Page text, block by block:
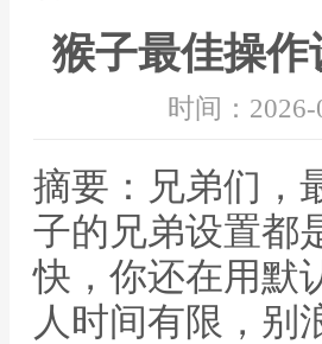
猴子最佳操作
时间：2026-
摘要：兄弟们，
子的兄弟设置都
快，你还在用默
人时间有限，别